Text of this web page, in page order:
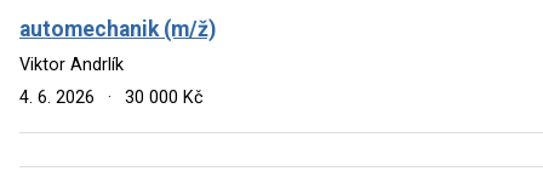
automechanik (m/ž)
Viktor Andrlík
4. 6. 2026
· 30 000 Kč